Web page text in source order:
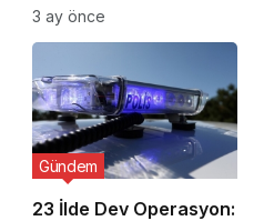
Ziyaret Etti
3 ay önce
23 İlde Dev Operasyon:
Gündem